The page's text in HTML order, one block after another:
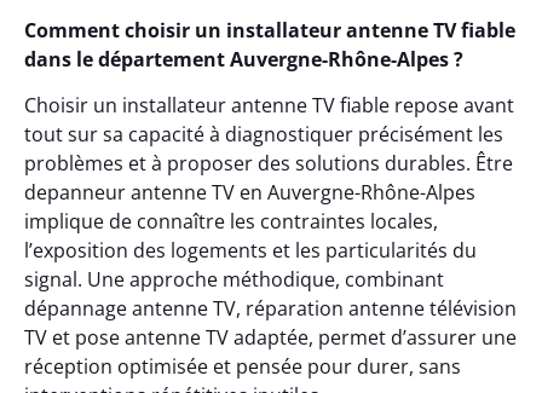
Comment choisir un installateur antenne TV fiable
dans le département Auvergne-Rhône-Alpes ?
Choisir un installateur antenne TV fiable repose avant
tout sur sa capacité à diagnostiquer précisément les
problèmes et à proposer des solutions durables. Être
depanneur antenne TV en Auvergne-Rhône-Alpes
implique de connaître les contraintes locales,
l’exposition des logements et les particularités du
signal. Une approche méthodique, combinant
dépannage antenne TV, réparation antenne télévision
TV et pose antenne TV adaptée, permet d’assurer une
réception optimisée et pensée pour durer, sans